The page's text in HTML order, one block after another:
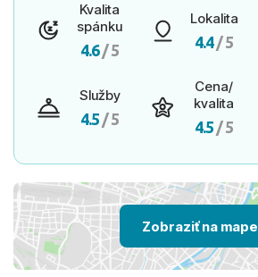
Kvalita
spánku
4.6/ 5
Lokalita
4.4/ 5
Služby
4.5 / 5
Cena/
kvalita
4.5 / 5
Zobraziť na mape